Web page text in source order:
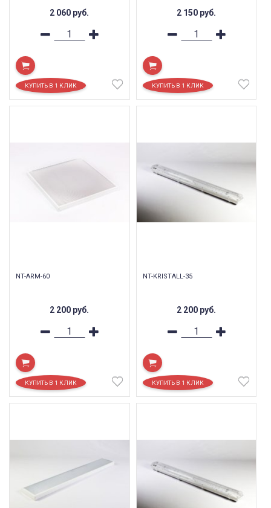
2 060 руб. 2 150 руб.
NT-ARM-60
2 200 руб.
NT-KRISTALL-35
2 200 руб.